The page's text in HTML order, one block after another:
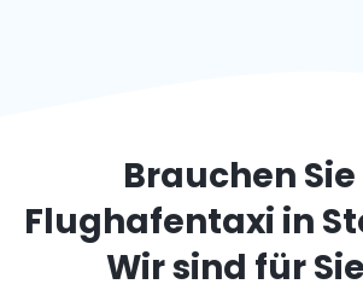
Brauchen
Flughafentaxi in
Wir sind für